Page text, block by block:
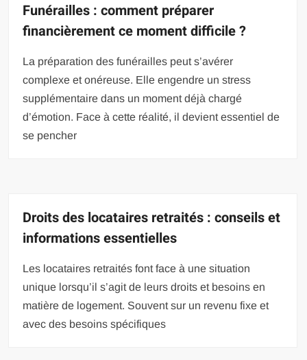
Funérailles : comment préparer
financièrement ce moment difficile ?
La préparation des funérailles peut s’avérer
complexe et onéreuse. Elle engendre un stress
supplémentaire dans un moment déjà chargé
d’émotion. Face à cette réalité, il devient essentiel de
se pencher
Droits des locataires retraités : conseils et
informations essentielles
Les locataires retraités font face à une situation
unique lorsqu’il s’agit de leurs droits et besoins en
matière de logement. Souvent sur un revenu fixe et
avec des besoins spécifiques